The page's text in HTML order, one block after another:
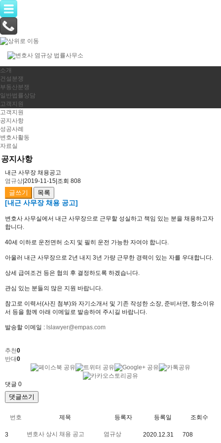
소개
건설분쟁
부동산분쟁
일반법률상담
고객지원
고객지원
공지사항
성공사례
변호사활동
자료실
공지사항
내근 사무장 채용공고
염규상 2019-11-15 조회 808
글쓰기 목록
[내근 사무장 채용 공고]
변호사 사무실에서 내근 사무장으로 근무할 성실하고 책임 있는 분을 채용하고자
합니다.
40세 이하로 운전면허 소지 및 필히 운전 가능한 자여야 합니다.
아울러 내근 사무장으로 2년 내지 3년 가량 근무한 경력이 있는 자를 우대합니다.
상세 급여조건 등은 협의 후 결정하도록 하겠습니다.
관심 있는 분들의 많은 지원 바랍니다.
참고로 이력서(사진 첨부)와 자기소개서 및 기존 작성한 소장, 준비서면, 항소이유
서 등을 함께 아래 이메일로 발송하여 주시길 바랍니다.
발송할 이메일 : lslawyer@empas.com
추천0
반대0
댓글 0
댓글쓰기
번호 제목 등록자 등록일 조회수
3 변호사 상시 채용 공고 염규상 2020.12.31 708